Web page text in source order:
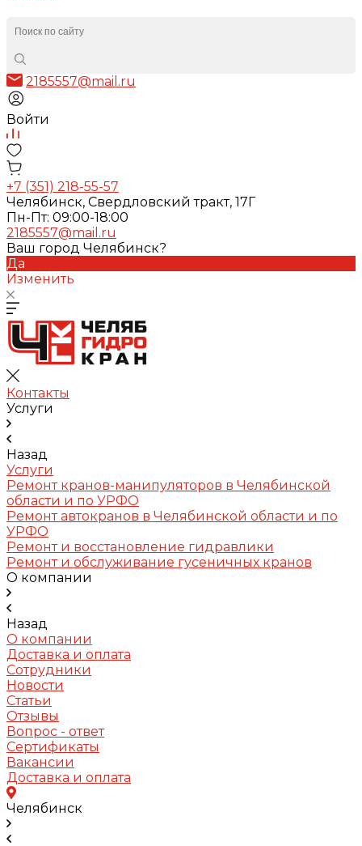
2185557@mail.ru
Войти
+7 (351) 218-55-57
Челябинск, Свердловский тракт, 17Г
Пн-Пт: 09:00-18:00
2185557@mail.ru
Ваш город Челябинск?
Да
Изменить
Контакты
Услуги
Назад
Услуги
Ремонт кранов-манипуляторов в Челябинской
области и по УРФО
Ремонт автокранов в Челябинской области и по
УРФО
Ремонт и восстановление гидравлики
Ремонт и обслуживание гусеничных кранов
О компании
Назад
О компании
Доставка и оплата
Сотрудники
Новости
Статьи
Отзывы
Вопрос - ответ
Сертификаты
Вакансии
Доставка и оплата
Челябинск